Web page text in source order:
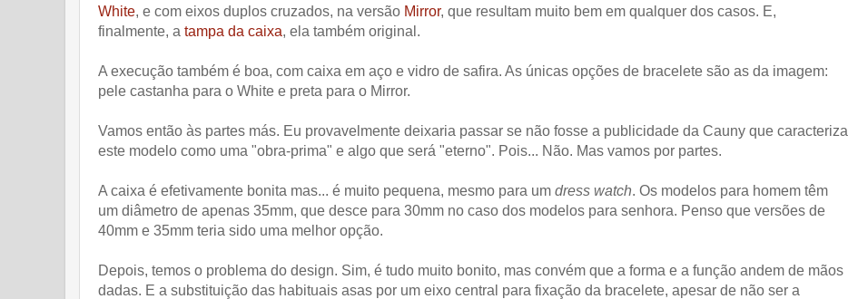
White, e com eixos duplos cruzados, na versão Mirror, que resultam muito bem em qualquer dos casos. E,
finalmente, a tampa da caixa, ela também original.
A execução também é boa, com caixa em aço e vidro de safira. As únicas opções de bracelete são as da imagem:
pele castanha para o White e preta para o Mirror.
Vamos então às partes más. Eu provavelmente deixaria passar se não fosse a publicidade da Cauny que caracteriza
este modelo como uma "obra-prima" e algo que será "eterno". Pois... Não. Mas vamos por partes.
A caixa é efetivamente bonita mas... é muito pequena, mesmo para um dress watch. Os modelos para homem têm
um diâmetro de apenas 35mm, que desce para 30mm no caso dos modelos para senhora. Penso que versões de
40mm e 35mm teria sido uma melhor opção.
Depois, temos o problema do design. Sim, é tudo muito bonito, mas convém que a forma e a função andem de mãos
dadas. E a substituição das habituais asas por um eixo central para fixação da bracelete, apesar de não ser a